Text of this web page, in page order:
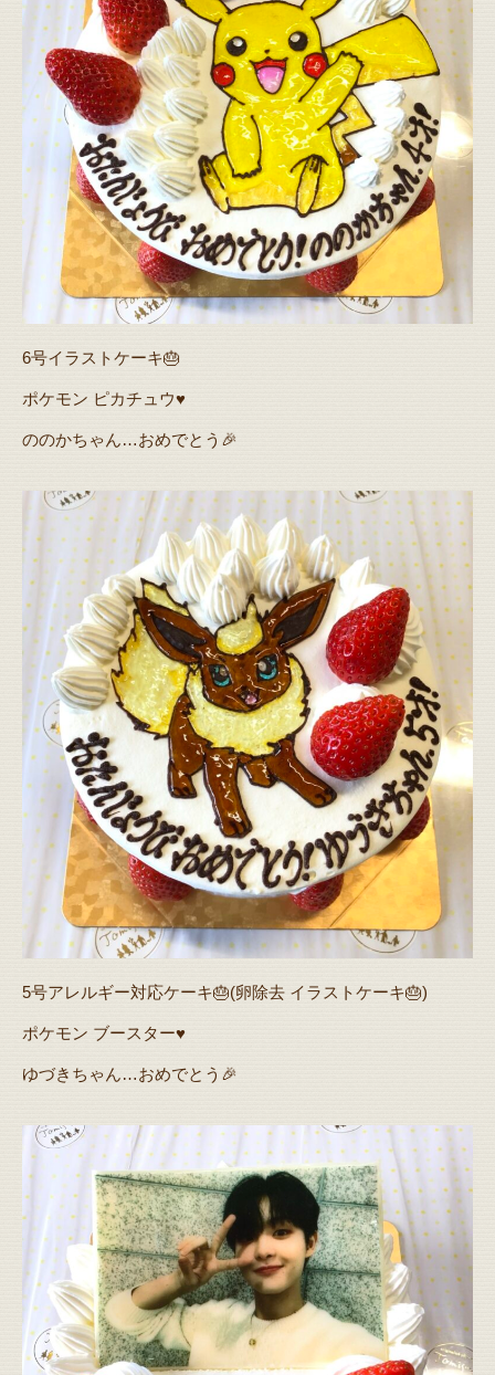
6号イラストケーキ🎂
ポケモン ピカチュウ♥️
ののかちゃん…おめでとう🎉
5号アレルギー対応ケーキ🎂(卵除去 イラストケーキ🎂)
ポケモン ブースター♥️
ゆづきちゃん…おめでとう🎉